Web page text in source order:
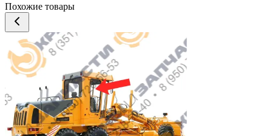
Похожие товары